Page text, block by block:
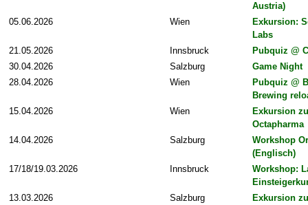
Austria)
05.06.2026
Wien
Exkursion:
Labs
21.05.2026
Innsbruck
Pubquiz @
30.04.2026
Salzburg
Game Night
28.04.2026
Wien
Pubquiz @
Brewing
15.04.2026
Wien
Exkursion zu
Octapharma
14.04.2026
Salzburg
Workshop
(Englisch)
17/18/19.03.2026
Innsbruck
Workshop:
13.03.2026
Salzburg
Exkursion